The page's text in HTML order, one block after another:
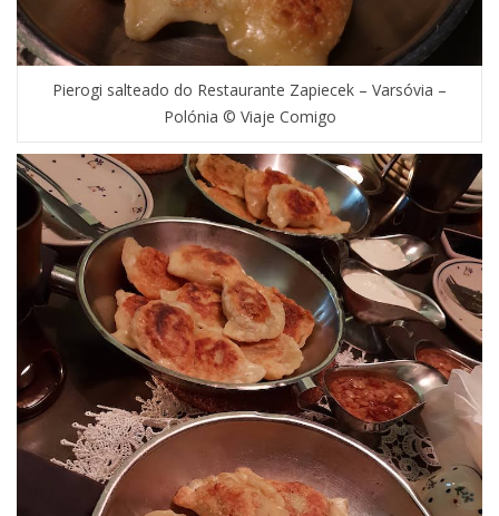
Pierogi salteado do Restaurante Zapiecek – Varsóvia –
Polónia © Viaje Comigo